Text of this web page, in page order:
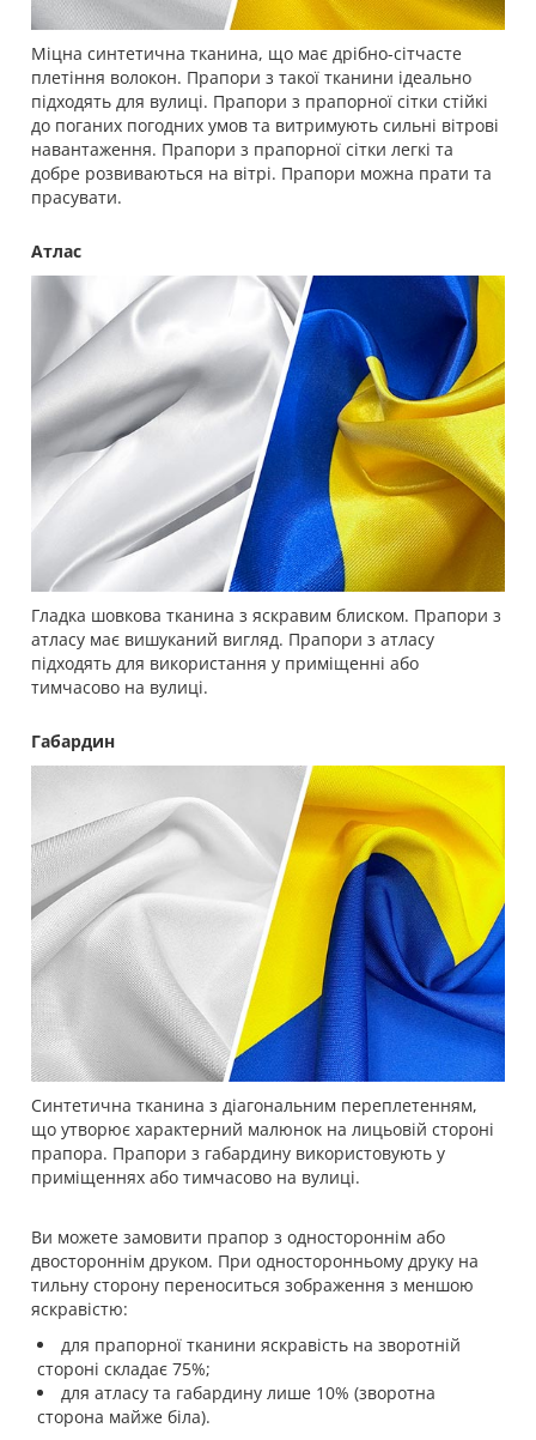
Міцна синтетична тканина, що має дрібно-сітчасте
плетіння волокон. Прапори з такої тканини ідеально
підходять для вулиці. Прапори з прапорної сітки стійкі
до поганих погодних умов та витримують сильні вітрові
навантаження. Прапори з прапорної сітки легкі та
добре розвиваються на вітрі. Прапори можна прати та
прасувати.
Атлас
Гладка шовкова тканина з яскравим блиском. Прапори з
атласу має вишуканий вигляд. Прапори з атласу
підходять для використання у приміщенні або
тимчасово на вулиці.
Габардин
Синтетична тканина з діагональним переплетенням,
що утворює характерний малюнок на лицьовій стороні
прапора. Прапори з габардину використовують у
приміщеннях або тимчасово на вулиці.
Ви можете замовити прапор з одностороннім або
двостороннім друком. При односторонньому друку на
тильну сторону переноситься зображення з меншою
яскравістю:
для прапорної тканини яскравість на зворотній
стороні складає 75%;
для атласу та габардину лише 10% (зворотна
сторона майже біла).